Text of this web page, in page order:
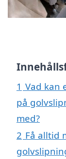
1 Vad kan
på
med?
2 Få alltid